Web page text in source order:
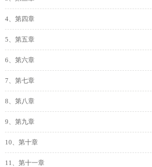
4、第四章
5、第五章
6、第六章
7、第七章
8、第八章
9、第九章
10、第十章
11、第十一章